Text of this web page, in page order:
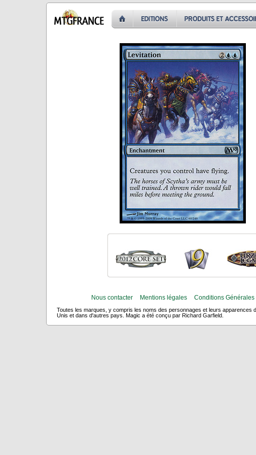
Nous contacter Mentions légales Conditions Générales
Toutes les marques, y compris les noms des personnages et leurs
Unis et dans d'autres pays. Magic a été conçu par Richard Garfield.